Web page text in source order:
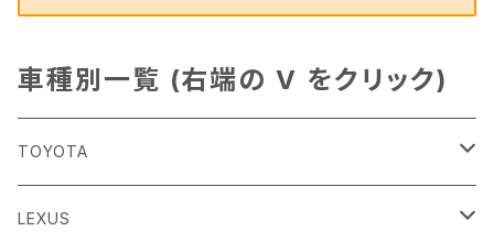
車種別一覧 (右端の V をクリック)
TOYOTA
86
LEXUS